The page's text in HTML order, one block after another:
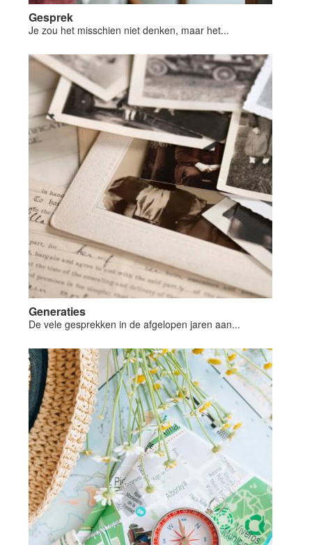
Gesprek
Je zou het misschien niet denken, maar het...
Generaties
De vele gesprekken in de afgelopen jaren aan...